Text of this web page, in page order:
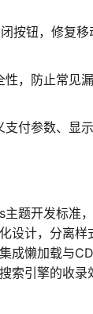
按钮，修复
，防止常见
付参数、显
题开发标准
设计，分离
成懒加载与
索引擎的收